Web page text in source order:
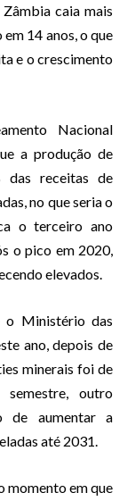
caia mais
14 anos, o que
e o crescimento
Nacional
a produção de
das receitas de
no que seria o
o terceiro ano
o pico em 2020,
elevados.
o Ministério das
ano, depois de
minerais foi de
outro
de aumentar a
até 2031.
momento em que